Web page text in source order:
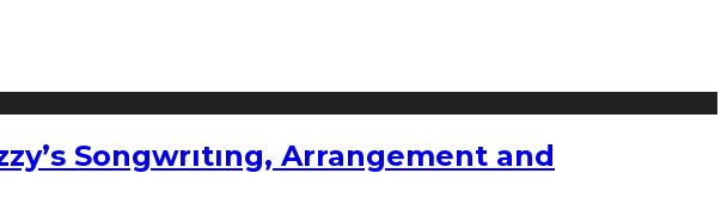
Songwrıtıng, Arrangement and